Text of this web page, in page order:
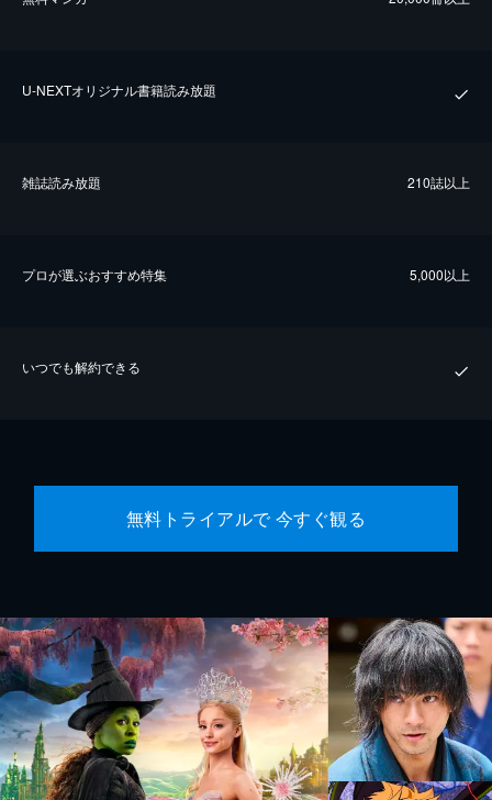
U-NEXTオリジナル書籍読み放題
雑誌読み放題 210誌以上
プロが選ぶおすすめ特集 5,000以上
いつでも解約できる
無料トライアルで 今すぐ観る